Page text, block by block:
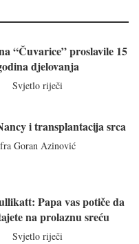
“Čuvarice” proslavile 15
djelovanja
Svjetlo riječi
i transplantacija srca
fra Goran Azinović
Papa vas potiče da
na prolaznu sreću
Svjetlo riječi